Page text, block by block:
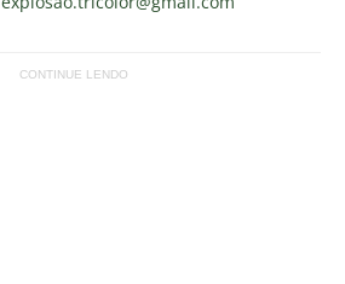
CONTINUE LENDO